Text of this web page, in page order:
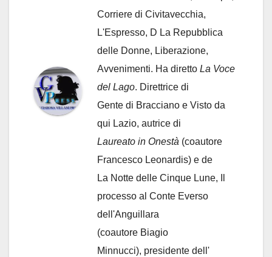
Corriere di Civitavecchia,
L'Espresso, D La Repubblica
delle Donne, Liberazione,
Avvenimenti. Ha diretto La Voce
del Lago. Direttrice di
Gente di Bracciano e Visto da
qui Lazio, autrice di
Laureato in Onestà (coautore
Francesco Leonardis) e de
La Notte delle Cinque Lune, Il
processo al Conte Everso
dell'Anguillara
(coautore Biagio
Minnucci), presidente dell'